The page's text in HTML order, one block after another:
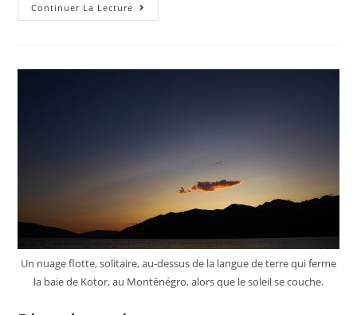
Continuer La Lecture
Un nuage flotte, solitaire, au-dessus de la langue de terre qui ferme
la baie de Kotor, au Monténégro, alors que le soleil se couche.